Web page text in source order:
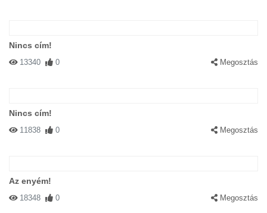
Nincs cím!
13340 0 Megosztás
Nincs cím!
11838 0 Megosztás
Az enyém!
18348 0 Megosztás